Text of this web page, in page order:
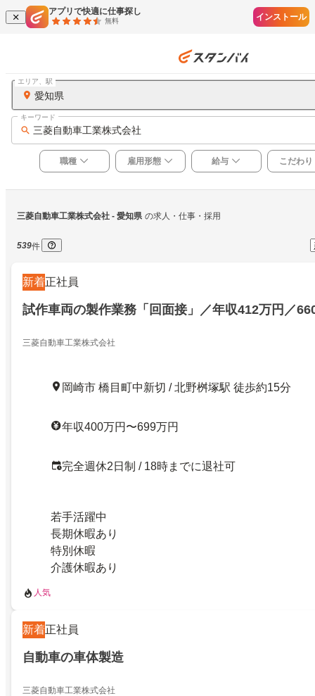
アプリで快適に仕事探し
無料 インストール
愛知県
エリア、駅
三菱自動車工業株式会社
キーワード
職種 雇用形態 給与 こだわり
三菱自動車工業株式会社 - 愛知県 の求人・仕事・採用
539件
新着正社員
試作車両の製作業務「回面接」／年収412万円／
三菱自動車工業株式会社
岡崎市 橋目町中新切 / 北野桝塚駅 徒歩約15分
年収400万円〜699万円
完全週休2日制 / 18時までに退社可
若手活躍中
長期休暇あり
特別休暇
介護休暇あり
人気
新着正社員
自動車の車体製造
三菱自動車工業株式会社